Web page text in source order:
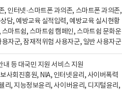
인터넷·스마트폰 과의존, 스마트폰 과의존,
담, 예방교육 실적입력, 예방교육 실시현황
마트쉼, 스마트쉼 캠페인, 스마트쉼 문화운
자군, 잠재적위험 사용자군, 일반 사용자군
등 대국민 지원 서비스 지원
사회진흥원, NIA, 인터넷윤리, 사이버폭력
리, 지능정보윤리, 사이버윤리, 디지털윤리,